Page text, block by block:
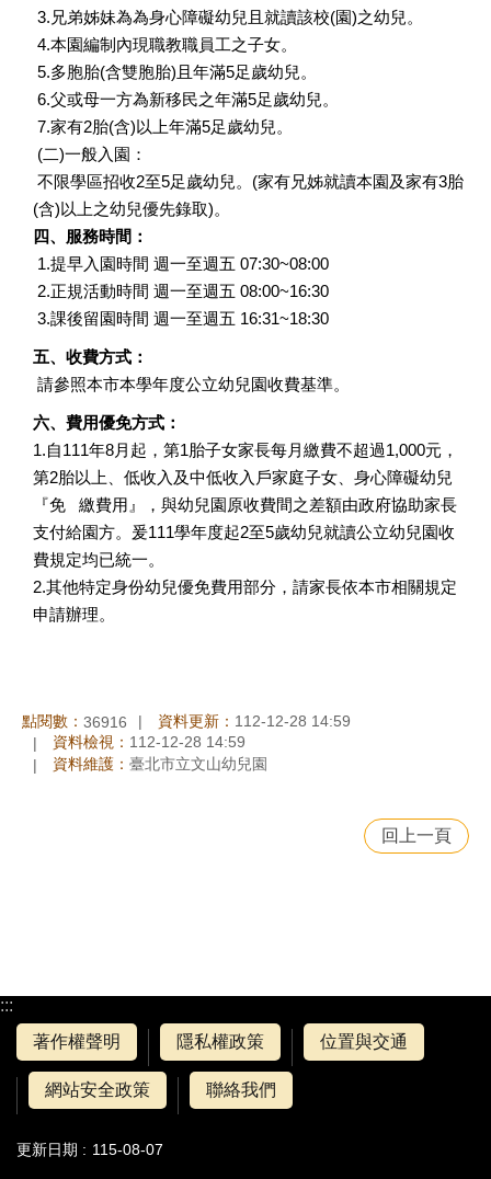
3.兄弟姊妹為為身心障礙幼兒且就讀該校(園)之幼兒。
4.本園編制內現職教職員工之子女。
5.多胞胎(含雙胞胎)且年滿5足歲幼兒。
6.父或母一方為新移民之年滿5足歲幼兒。
7.家有2胎(含)以上年滿5足歲幼兒。
(二)一般入園：
不限學區招收2至5足歲幼兒。(家有兄姊就讀本園及家有3胎
(含)以上之幼兒優先錄取)。
四、服務時間：
1.提早入園時間 週一至週五 07:30~08:00
2.正規活動時間 週一至週五 08:00~16:30
3.課後留園時間 週一至週五 16:31~18:30
五、收費方式：
請參照本市本學年度公立幼兒園收費基準。
六、費用優免方式：
1.自111年8月起，第1胎子女家長每月繳費不超過1,000元，
第2胎以上、低收入及中低收入戶家庭子女、身心障礙幼兒
『免 繳費用』，與幼兒園原收費間之差額由政府協助家長
支付給園方。爰111學年度起2至5歲幼兒就讀公立幼兒園收
費規定均已統一。
2.其他特定身份幼兒優免費用部分，請家長依本市相關規定
申請辦理。
點閱數： 36916 資料更新： 112-12-28 14:59
資料檢視： 112-12-28 14:59
資料維護： 臺北市立文山幼兒園
回上一頁
:::
著作權聲明
隱私權政策 位置與交通
網站安全政策 聯絡我們
更新日期 115-08-07